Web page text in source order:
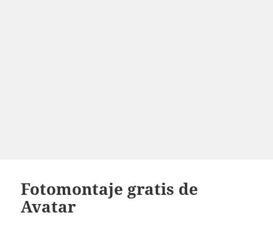
Fotomontaje gratis de
Avatar